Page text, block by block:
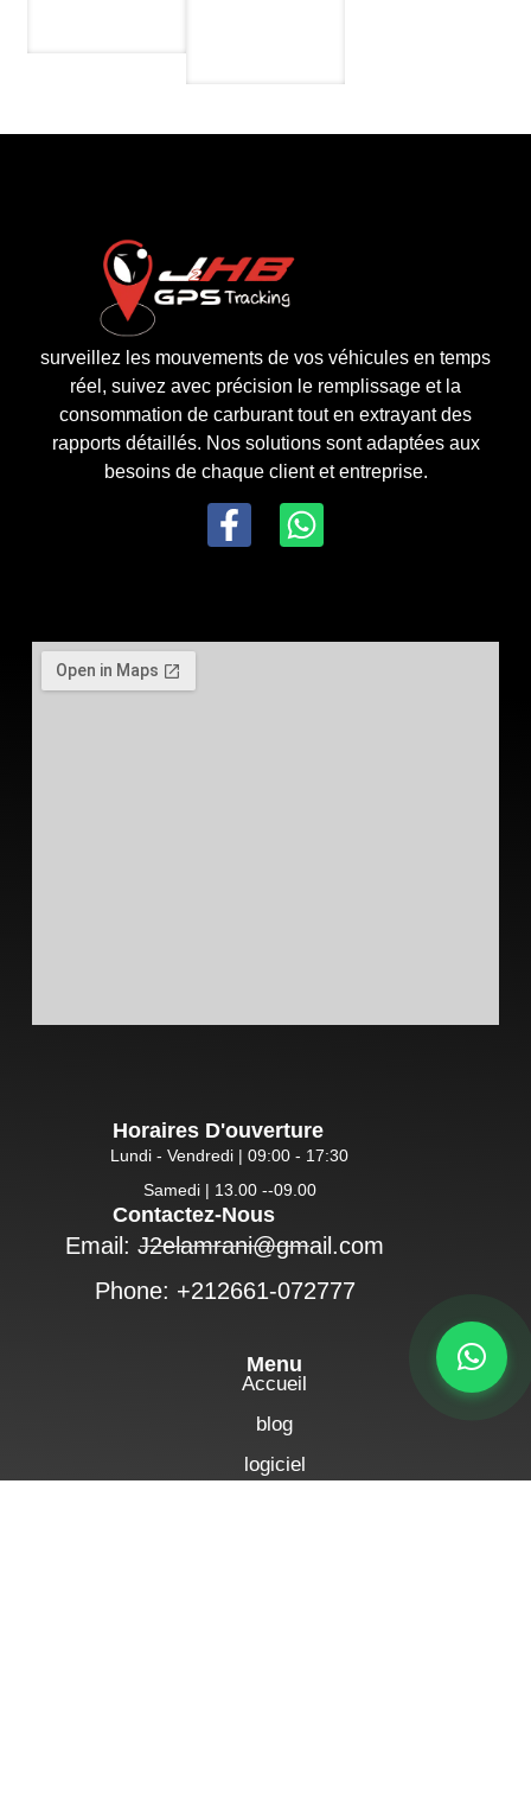
surveillez les mouvements de vos véhicules en temps
réel, suivez avec précision le remplissage et la
consommation de carburant tout en extrayant des
rapports détaillés. Nos solutions sont adaptées aux
besoins de chaque client et entreprise.
Menu
Accueil
blog
logiciel
Horaires D'ouverture
Lundi - Vendredi | 09:00 - 17:30
Samedi | 13.00 --09.00
Contactez-Nous
Email: J2elamrani@gmail.com
Phone: +212661-072777